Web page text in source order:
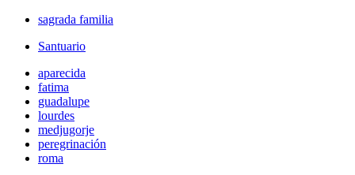
sagrada familia
Santuario
aparecida
fatima
guadalupe
lourdes
medjugorje
peregrinación
roma